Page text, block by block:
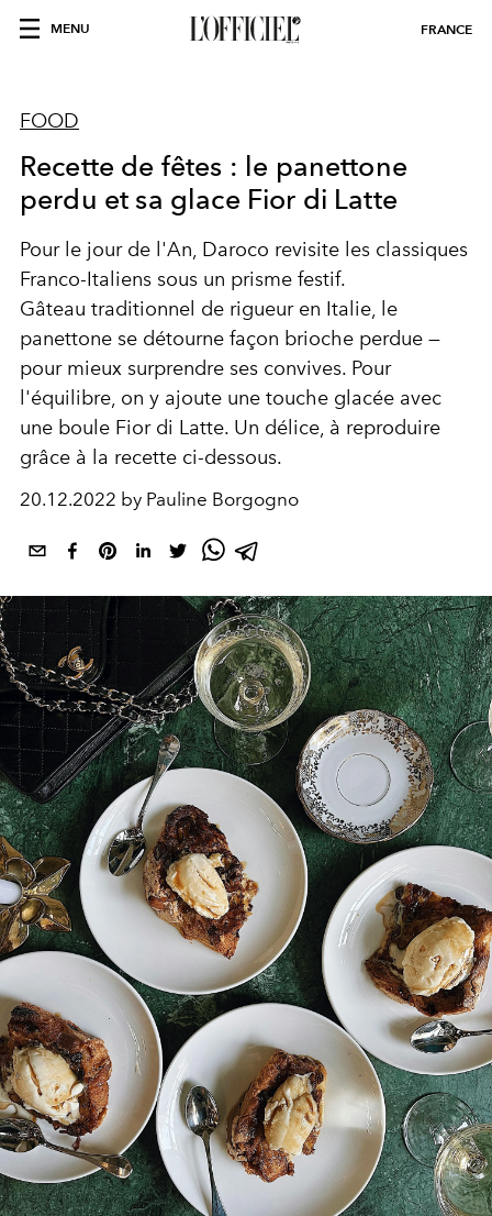
MENU FRANCE
FOOD
Recette de fêtes : le panettone
perdu et sa glace Fior di Latte
Pour le jour de l'An, Daroco revisite les classiques
Franco-Italiens sous un prisme festif.
Gâteau traditionnel de rigueur en Italie, le
panettone se détourne façon brioche perdue —
pour mieux surprendre ses convives. Pour
l'équilibre, on y ajoute une touche glacée avec
une boule Fior di Latte. Un délice, à reproduire
grâce à la recette ci-dessous.
20.12.2022 by Pauline Borgogno